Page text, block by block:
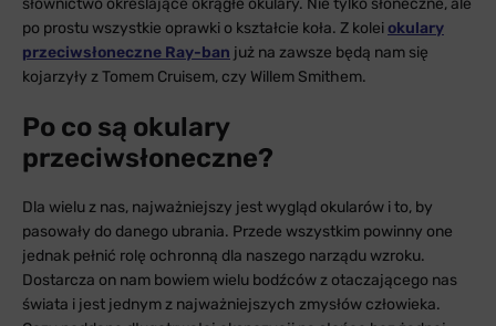
słownictwo określające okrągłe okulary. Nie tylko słoneczne, ale
po prostu wszystkie oprawki o kształcie koła. Z koleiokulary
przeciwsłoneczne Ray-ban już na zawsze będą nam się
kojarzyły z Tomem Cruisem, czy Willem Smithem.
Po co są okulary
przeciwsłoneczne?
Dla wielu z nas, najważniejszy jest wygląd okularów i to, by
pasowały do danego ubrania. Przede wszystkim powinny one
jednak pełnić rolę ochronną dla naszego narządu wzroku.
Dostarcza on nam bowiem wielu bodźców z otaczającego nas
świata i jest jednym z najważniejszych zmysłów człowieka.